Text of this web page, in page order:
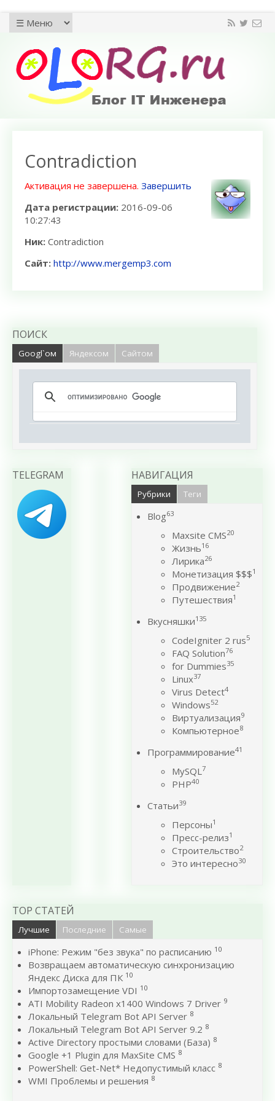
Contradiction
Активация не завершена. Завершить
Дата регистрации: 2016-09-06
10:27:43
Ник: Contradiction
Сайт: http://www.mergemp3.com
ПОИСК
Googl`ом Яндексом Сайтом
TELEGRAM НАВИГАЦИЯ
Рубрики Теги
Blog63
Maxsite CMS20
Жизнь16
Лирика26
Монетизация $$$1
Продвижение2
Путешествия1
Вкусняшки135
CodeIgniter 2 rus5
FAQ Solution76
for Dummies35
Linux37
Virus Detect4
Windows52
Виртуализация9
Компьютерное8
Программирование41
MySQL7
PHP40
Статьи39
Персоны1
Пресс-релиз1
Строительство2
Это интересно30
TOP СТАТЕЙ
Лучшие Последние Самые
iPhone: Режим "без звука" по расписанию 10
Возвращаем автоматическую синхронизацию
Яндекс Диска для ПК 10
Импортозамещение VDI 10
ATI Mobility Radeon x1400 Windows 7 Driver 9
Локальный Telegram Bot API Server 8
Локальный Telegram Bot API Server 9.2 8
Active Directory простыми словами (База) 8
Google +1 Plugin для MaxSite CMS 8
PowerShell: Get-Net* Недопустимый класс 8
WMI Проблемы и решения 8